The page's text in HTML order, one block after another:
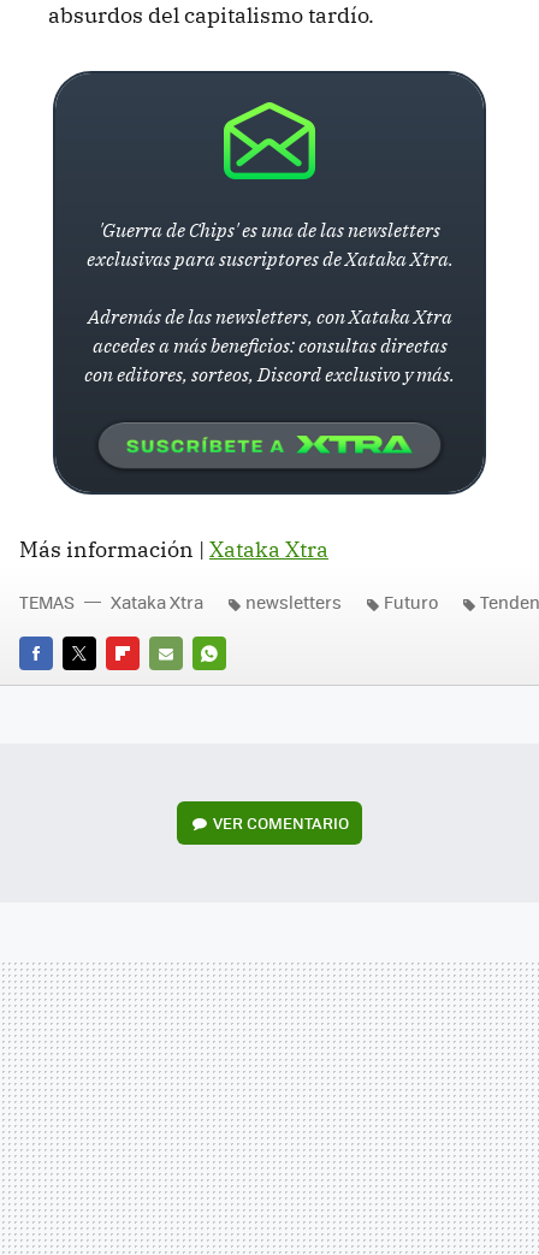
absurdos del capitalismo tardío.
'Guerra de Chips' es una de las newsletters
exclusivas para suscriptores de Xataka Xtra.
Adremás de las newsletters, con Xataka Xtra
accedes a más beneficios: consultas directas
con editores, sorteos, Discord exclusivo y más.
Más información | Xataka Xtra
FACEBOOK
TWITTERFLIPBOARD
E-
WHATSAPP
TEMAS Xataka Xtra newsletters Futuro
VERCOMENTARIO